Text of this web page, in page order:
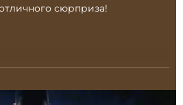
сюрприза!